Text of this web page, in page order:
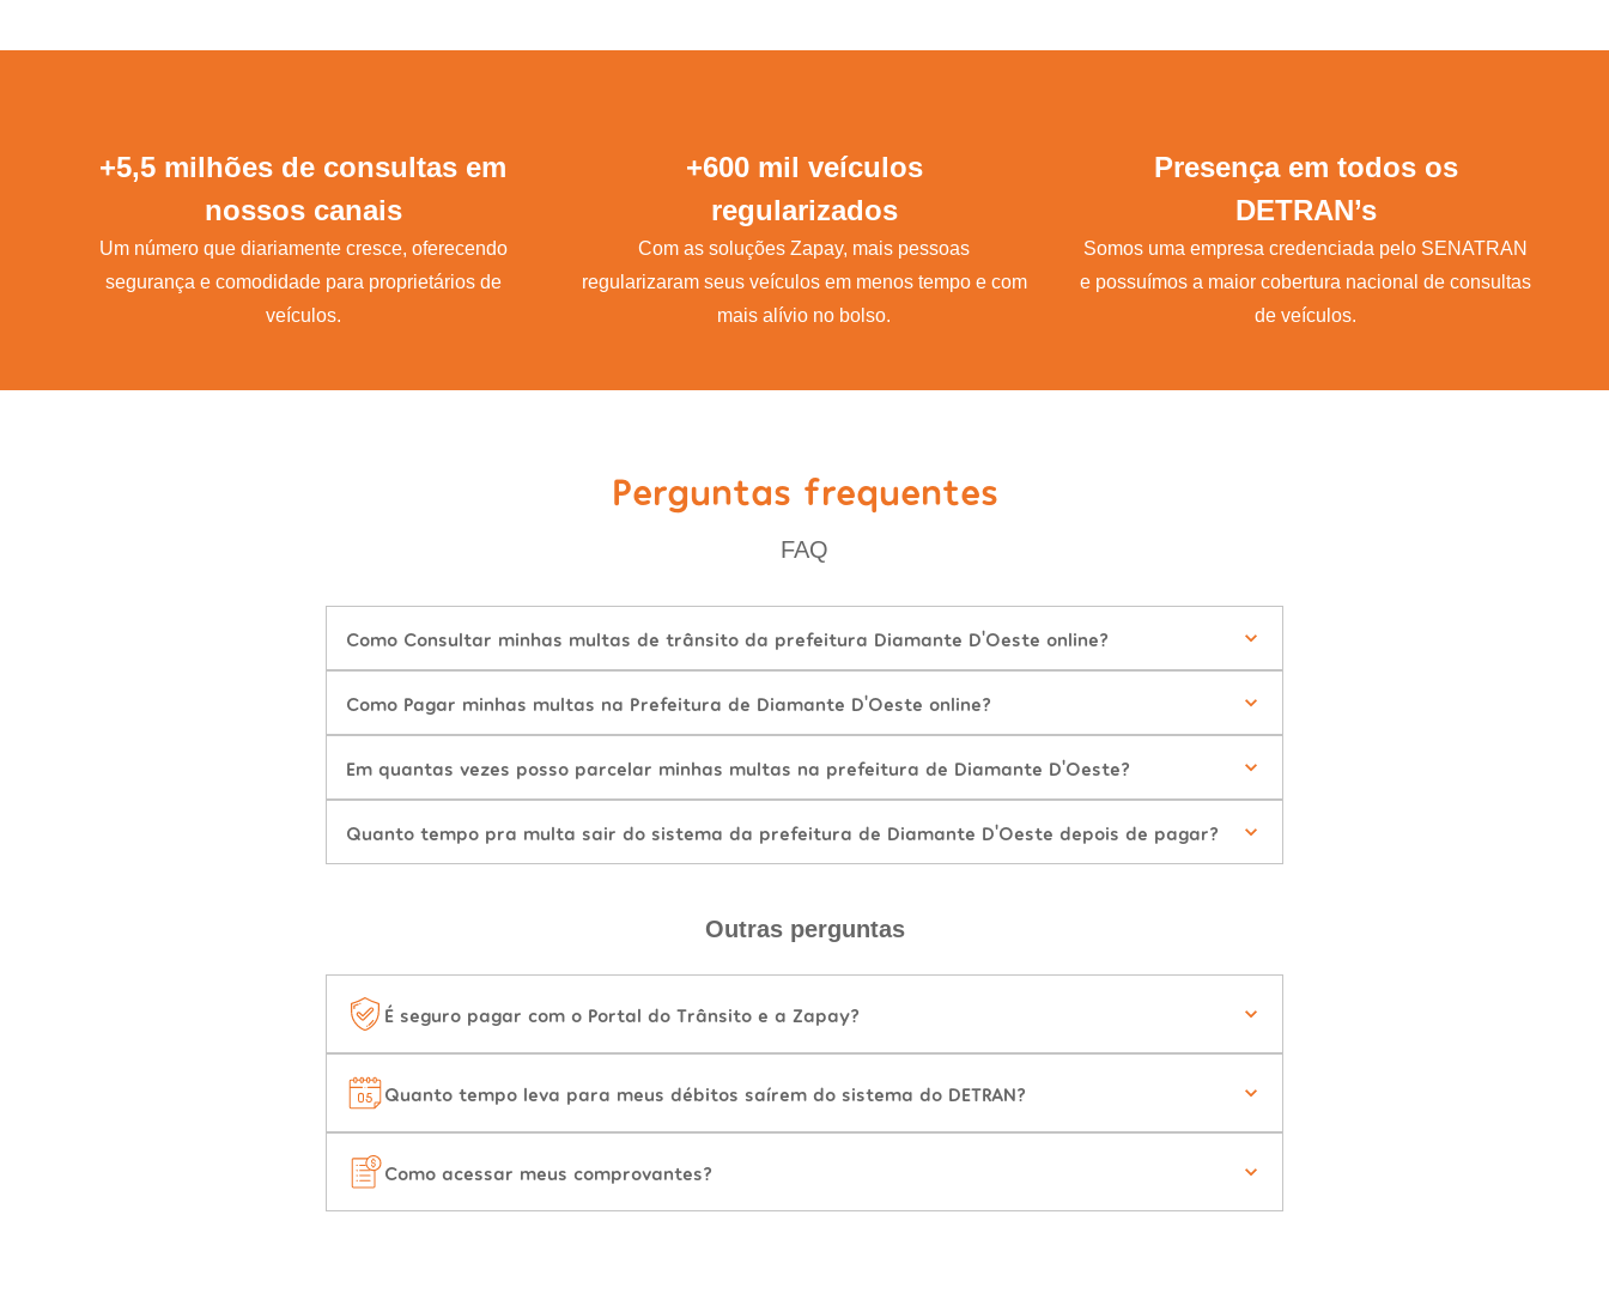
+5,5 milhões de consultas em
nossos canais
Um número que diariamente cresce, oferecendo
segurança e comodidade para proprietários de
veículos.
+600 mil veículos
regularizados
Com as soluções Zapay, mais pessoas
regularizaram seus veículos em menos tempo e com
mais alívio no bolso.
Presença em todos os
DETRAN’s
Somos uma empresa credenciada pelo SENATRAN
e possuímos a maior cobertura nacional de consultas
de veículos.
Perguntas frequentes
FAQ
Como Consultar minhas multas de trânsito da prefeitura Diamante D'Oeste online?
Como Pagar minhas multas na Prefeitura de Diamante D'Oeste online?
Em quantas vezes posso parcelar minhas multas na prefeitura de Diamante D'Oeste?
Quanto tempo pra multa sair do sistema da prefeitura de Diamante D'Oeste depois de pagar?
Outras perguntas
É seguro pagar com o Portal do Trânsito e a Zapay?
Quanto tempo leva para meus débitos saírem do sistema do DETRAN?
Como acessar meus comprovantes?